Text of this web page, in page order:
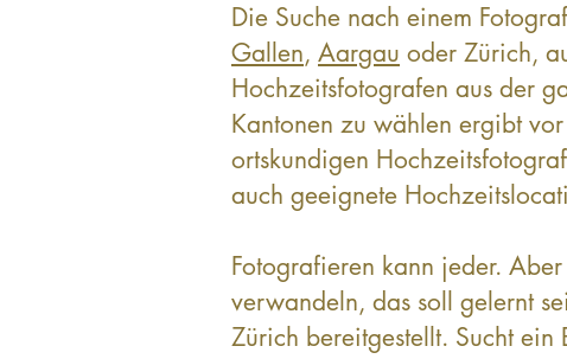
Die Suche nach einem
Gallen, Aargau oder Zürich,
Hochzeitsfotografen aus der
Kantonen zu wählen ergibt
ortskundigen
auch geeignete
Fotografieren kann jeder.
verwandeln, das soll gelernt
Zürich bereitgestellt. Sucht